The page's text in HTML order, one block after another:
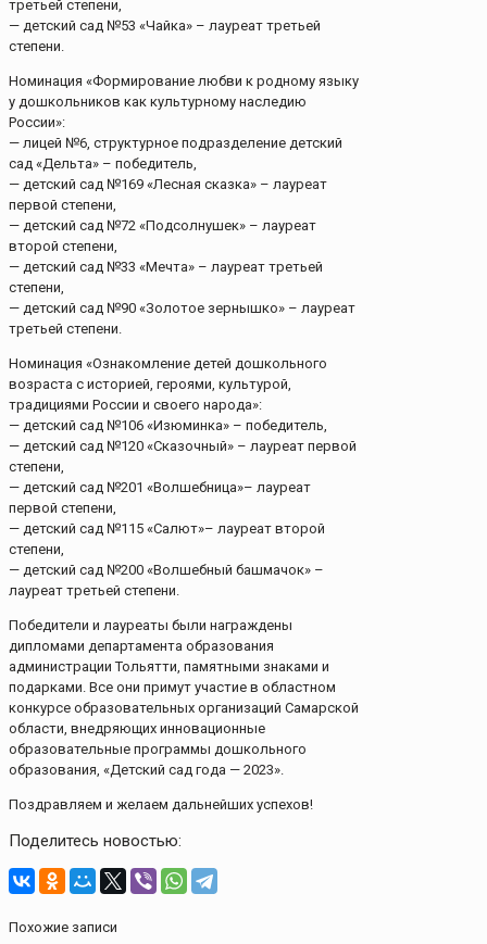
третьей степени,
— детский сад №53 «Чайка» – лауреат третьей
степени.
Номинация «Формирование любви к родному языку
у дошкольников как культурному наследию
России»:
— лицей №6, структурное подразделение детский
сад «Дельта» – победитель,
— детский сад №169 «Лесная сказка» – лауреат
первой степени,
— детский сад №72 «Подсолнушек» – лауреат
второй степени,
— детский сад №33 «Мечта» – лауреат третьей
степени,
— детский сад №90 «Золотое зернышко» – лауреат
третьей степени.
Номинация «Ознакомление детей дошкольного
возраста с историей, героями, культурой,
традициями России и своего народа»:
— детский сад №106 «Изюминка» – победитель,
— детский сад №120 «Сказочный» – лауреат первой
степени,
— детский сад №201 «Волшебница»– лауреат
первой степени,
— детский сад №115 «Салют»– лауреат второй
степени,
— детский сад №200 «Волшебный башмачок» –
лауреат третьей степени.
Победители и лауреаты были награждены
дипломами департамента образования
администрации Тольятти, памятными знаками и
подарками. Все они примут участие в областном
конкурсе образовательных организаций Самарской
области, внедряющих инновационные
образовательные программы дошкольного
образования, «Детский сад года — 2023».
Поздравляем и желаем дальнейших успехов!
Поделитесь новостью:
Похожие записи